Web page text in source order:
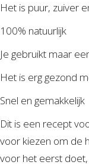
Het is puur, zuiver
100% natuurlijk
Je gebruikt maar
Het is erg gezond
Snel en gemakkelijk
Dit is een recept
voor kiezen om de
voor het eerst